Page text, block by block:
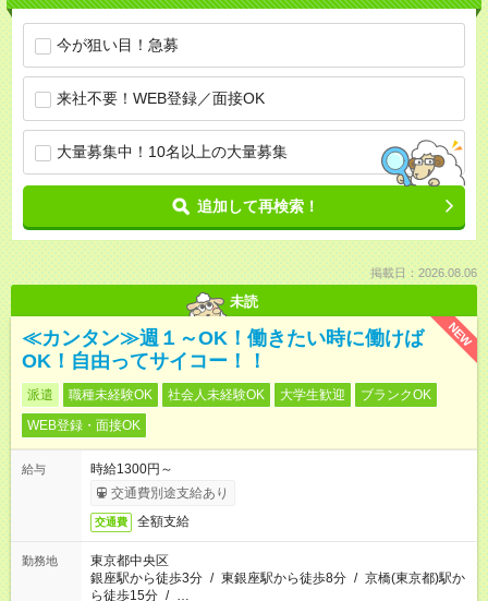
今が狙い目！急募
来社不要！WEB登録／面接OK
大量募集中！10名以上の大量募集
追加して再検索！
掲載日：2026.08.06
未読
NEW
≪カンタン≫週１～OK！働きたい時に働けば
OK！自由ってサイコー！！
派遣 職種未経験OK 社会人未経験OK 大学生歓迎
ブランクOK
WEB登録・面接OK
給与
時給1300円～
交通費別途支給あり
交通費 全額支給
勤務地
東京都中央区
銀座駅から徒歩3分 / 東銀座駅から徒歩8分 / 京橋(東京都)駅か
ら徒歩15分 / …